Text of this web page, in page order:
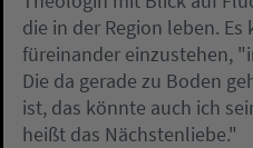
die in der Region leben.
füreinander einzustehen,
Die da gerade zu Boden
ist, das könnte auch ich
heißt das Nächstenliebe."